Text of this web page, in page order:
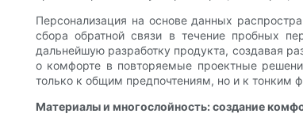
Персонализация на основе данных
сбора обратной связи в течение пробных
дальнейшую разработку продукта, создавая
о комфорте в повторяемые проектные
только к общим предпочтениям, но и к тонким
Материалы и многослойность: создание